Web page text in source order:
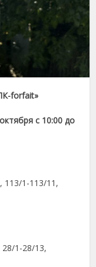
forfait»
с 10:00 до
113/1-113/11,
28/1-28/13,